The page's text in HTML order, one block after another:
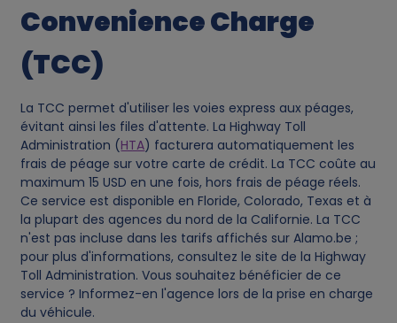
Convenience Charge
(TCC)
La TCC permet d'utiliser les voies express aux péages,
évitant ainsi les files d'attente. La Highway Toll
Administration (HTA) facturera automatiquement les
frais de péage sur votre carte de crédit. La TCC coûte au
maximum 15 USD en une fois, hors frais de péage réels.
Ce service est disponible en Floride, Colorado, Texas et à
la plupart des agences du nord de la Californie. La TCC
n'est pas incluse dans les tarifs affichés sur Alamo.be ;
pour plus d'informations, consultez le site de la Highway
Toll Administration. Vous souhaitez bénéficier de ce
service ? Informez-en l'agence lors de la prise en charge
du véhicule.